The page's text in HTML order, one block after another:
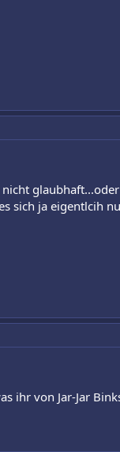
sich ja eigentlcih
ihr von Jar-Jar